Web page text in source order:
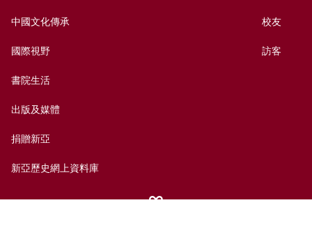
中國文化傳承
國際視野
書院生活
出版及媒體
捐贈新亞
新亞歷史網上資料庫
校友
訪客